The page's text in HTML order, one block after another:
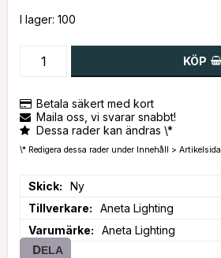
I lager: 100
KÖP
Betala säkert med kort
Maila oss, vi svarar snabbt!
Dessa rader kan ändras \*
\* Redigera dessa rader under Innehåll > Artikelsida
Skick
Ny
Tillverkare
Aneta Lighting
Varumärke
Aneta Lighting
DELA